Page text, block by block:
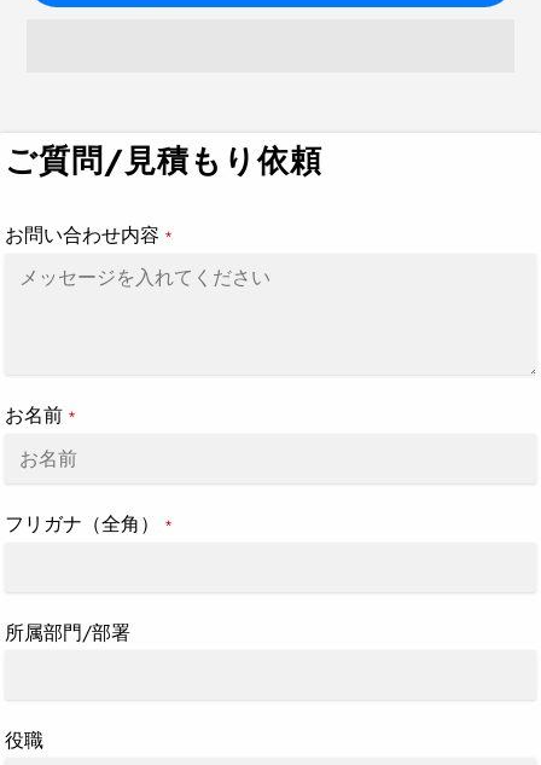
ト
に
を
追
ご質問/見積もり依頼
お問い合わせ内容 *
お名前 *
フリガナ（全角） *
所属部門/部署
役職